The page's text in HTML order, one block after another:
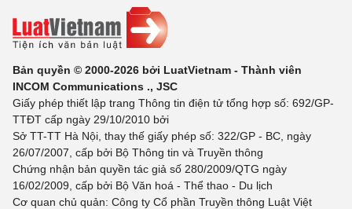
Bản quyền © 2000-2026 bởi LuatVietnam - Thành viên
INCOM Communications ., JSC
Giấy phép thiết lập trang Thông tin điện tử tổng hợp số: 692/GP-
TTĐT cấp ngày 29/10/2010 bởi
Sở TT-TT Hà Nội, thay thế giấy phép số: 322/GP - BC, ngày
26/07/2007, cấp bởi Bộ Thông tin và Truyền thông
Chứng nhận bản quyền tác giả số 280/2009/QTG ngày
16/02/2009, cấp bởi Bộ Văn hoá - Thể thao - Du lịch
Cơ quan chủ quản: Công ty Cổ phần Truyền thông Luật Việt